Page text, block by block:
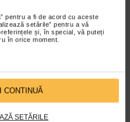
pentru a fi de acord cu aceste
setările” pentru a vă
și, în special, vă puteți
în orice moment.
CONTINUĂ
SETĂRILE